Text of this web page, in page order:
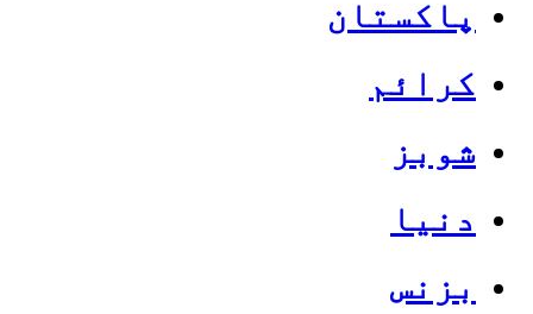
پاکستان
کرائم
شوبز
دنیا
بزنس